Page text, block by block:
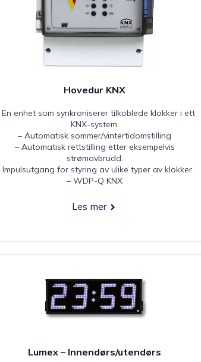
Hovedur KNX
En enhet som synkroniserer tilkoblede klokker i ett
KNX-system.
– Automatisk sommer/vintertidomstilling
– Automatisk rettstilling etter eksempelvis
strømavbrudd.
Impulsutgang for styring av ulike typer av klokker.
– WDP-Q KNX
Les mer
Lumex – Innendørs/utendørs